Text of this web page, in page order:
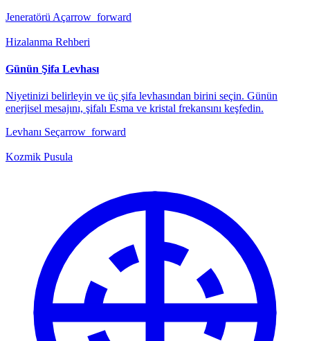
Jeneratörü Açarrow_forward
Hizalanma Rehberi
Günün Şifa Levhası
Niyetinizi belirleyin ve üç şifa levhasından birini seçin. Günün
enerjisel mesajını, şifalı Esma ve kristal frekansını keşfedin.
Levhanı Seçarrow_forward
Kozmik Pusula